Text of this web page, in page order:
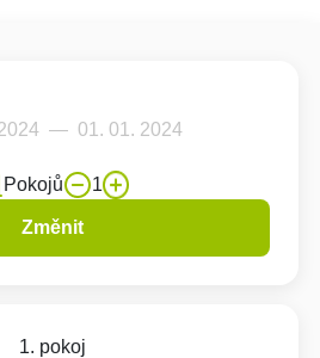
Pokojů 1
Změnit
1. pokoj